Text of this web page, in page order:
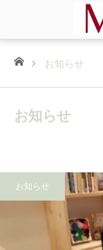
ホームお知らせ
お知らせ
お知らせ